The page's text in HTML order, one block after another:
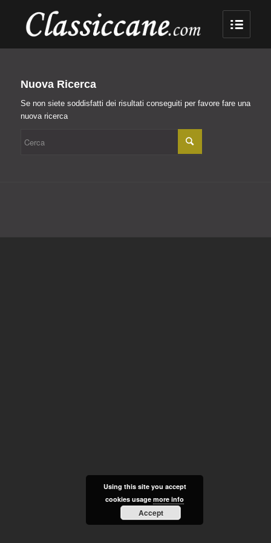
Nuova Ricerca
Se non siete soddisfatti dei risultati conseguiti per favore fare una
nuova ricerca
Using this site you accept
cookies usage more info
Accept